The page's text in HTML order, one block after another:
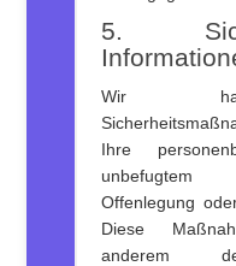
5.
Wir
Ihre
unbefugtem
Offenlegung
Diese
anderem